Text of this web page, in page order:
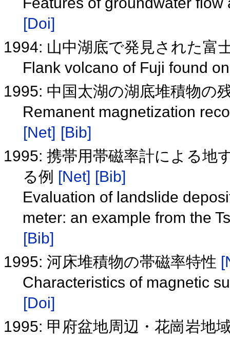
[Doi]
1994: 山中湖底で発見された富
Flank volcano of Fuji found
1995: 中国太湖の湖底堆積物の
Remanent magnetization
[Net] [Bib]
1995: 携帯用帯磁率計による地
る例 [Net] [Bib]
Evaluation of landslide
meter: an example from the
[Bib]
1995: 河床堆積物の帯磁率特性
Characteristics of magnetic
[Doi]
1995: 甲府盆地周辺・花崗岩地